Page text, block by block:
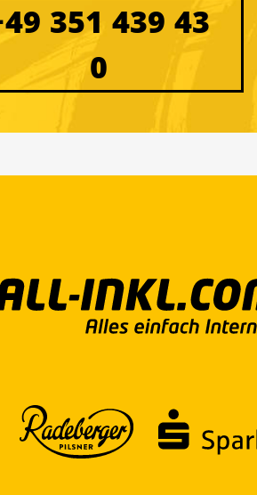
351 439 43
0